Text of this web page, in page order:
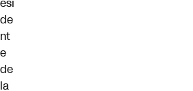
esi
de
nt
e
de
la